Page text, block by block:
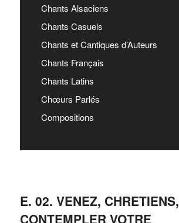
E. 02. VENEZ, CHRETIENS,
CONTEMPLER VOTRE
Chants Alsaciens
Chants Casuels
Chants et Cantiques d’Auteurs
Chants Français
Chants Latins
Chœurs Parlés
Compositions